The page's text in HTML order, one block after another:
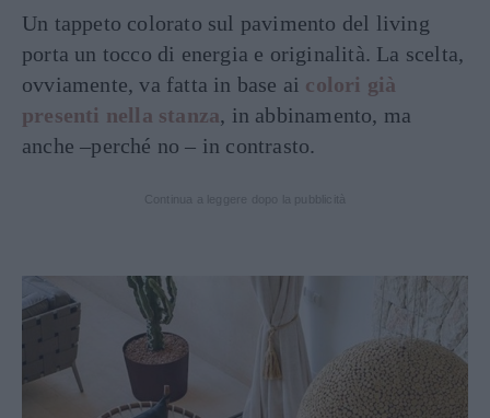
Un tappeto colorato sul pavimento del living
porta un tocco di energia e originalità. La scelta,
ovviamente, va fatta in base ai colori già
presenti nella stanza, in abbinamento, ma
anche –perché no – in contrasto.